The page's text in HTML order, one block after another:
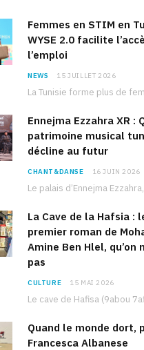
Femmes en STIM en
WYSE 2.0 facilite
l’emploi
NEWS 15 JUILLET 2026
Ennejma Ezzahra XR :
patrimoine musical
décline au futur
CHANT&DANSE 16 JUIN 2026
La Cave de la Hafsia :
premier roman de
Amine Ben Hlel, qu’on
pas
CULTURE 15 MAI 2026
Quand le monde dort,
Francesca Albanese